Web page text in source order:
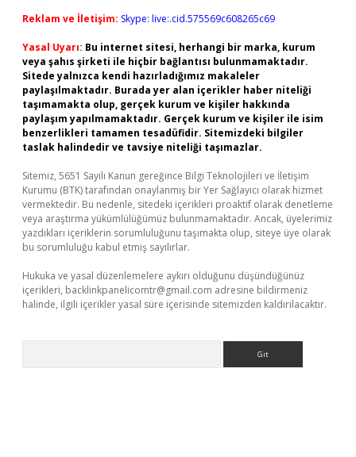
Reklam ve İletişim: Skype: live:.cid.575569c608265c69
Yasal Uyarı: Bu internet sitesi, herhangi bir marka, kurum
veya şahıs şirketi ile hiçbir bağlantısı bulunmamaktadır.
Sitede yalnızca kendi hazırladığımız makaleler
paylaşılmaktadır. Burada yer alan içerikler haber niteliği
taşımamakta olup, gerçek kurum ve kişiler hakkında
paylaşım yapılmamaktadır. Gerçek kurum ve kişiler ile isim
benzerlikleri tamamen tesadüfidir. Sitemizdeki bilgiler
taslak halindedir ve tavsiye niteliği taşımazlar.
Sitemiz, 5651 Sayılı Kanun gereğince Bilgi Teknolojileri ve İletişim
Kurumu (BTK) tarafından onaylanmış bir Yer Sağlayıcı olarak hizmet
vermektedir. Bu nedenle, sitedeki içerikleri proaktif olarak denetleme
veya araştırma yükümlülüğümüz bulunmamaktadır. Ancak, üyelerimiz
yazdıkları içeriklerin sorumluluğunu taşımakta olup, siteye üye olarak
bu sorumluluğu kabul etmiş sayılırlar.
Hukuka ve yasal düzenlemelere aykırı olduğunu düşündüğünüz
içerikleri, backlinkpanelicomtr@gmail.com adresine bildirmeniz
halinde, ilgili içerikler yasal süre içerisinde sitemizden kaldırılacaktır.